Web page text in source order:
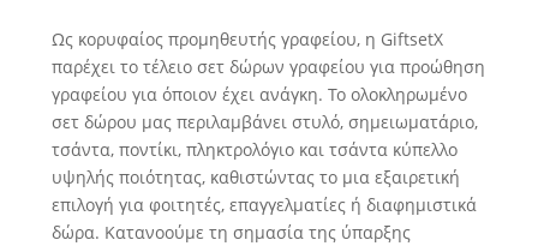
Ως κορυφαίος προμηθευτής γραφείου, η GiftsetX
παρέχει το τέλειο σετ δώρων γραφείου για προώθηση
γραφείου για όποιον έχει ανάγκη. Το ολοκληρωμένο
σετ δώρου μας περιλαμβάνει στυλό, σημειωματάριο,
τσάντα, ποντίκι, πληκτρολόγιο και τσάντα κύπελλο
υψηλής ποιότητας, καθιστώντας το μια εξαιρετική
επιλογή για φοιτητές, επαγγελματίες ή διαφημιστικά
δώρα. Κατανοούμε τη σημασία της ύπαρξης